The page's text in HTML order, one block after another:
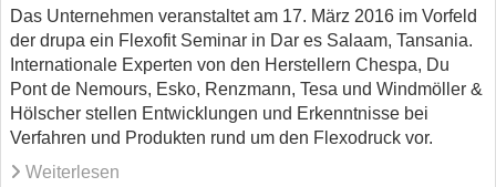
Das Unternehmen veranstaltet am 17. März 2016 im Vorfeld
der drupa ein Flexofit Seminar in Dar es Salaam, Tansania.
Internationale Experten von den Herstellern Chespa, Du
Pont de Nemours, Esko, Renzmann, Tesa und Windmöller &
Hölscher stellen Entwicklungen und Erkenntnisse bei
Verfahren und Produkten rund um den Flexodruck vor.
Weiterlesen